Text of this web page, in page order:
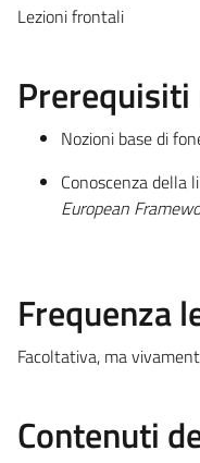
Lezioni frontali
Nozioni base di
Conoscenza della
European
Frequenza
Facoltativa, ma
Contenuti